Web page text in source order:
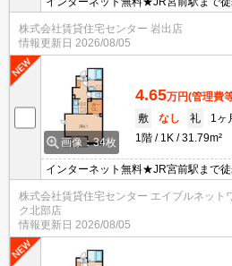
株式会社賃貸住宅センター 岩出店
情報更新日 2026/08/05
画像：34枚
4.65万円(管理費
敷
なし 礼
1ヶ
1階
1K 31.79m²
インターネット無料★JR宮前駅まで
株式会社賃貸住宅センター エイブルネット
ク北部店
情報更新日 2026/08/05